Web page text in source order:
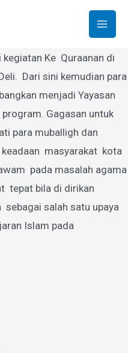
Al-Fawwaz
Medan yang berdiri di
Ke Quraanan di
Dari sini kemudian para
menjadi Yayasan
Gagasan untuk
para muballigh dan
masyarakat kota
pada masalah agama
tepat bila di dirikan
sebagai salah satu upaya
Islam pada